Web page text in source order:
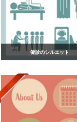
健診のシルエット